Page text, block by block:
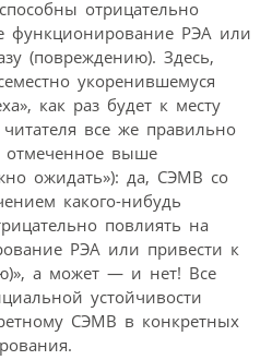
отрицательно
функционирование РЭА или
(повреждению). Здесь,
укоренившемуся
как раз будет к месту
читателя все же правильно
отмеченное выше
ожидать»): да, СЭМВ со
какого-нибудь
повлиять на
РЭА или привести к
а может — и нет! Все
устойчивости
СЭМВ в конкретных